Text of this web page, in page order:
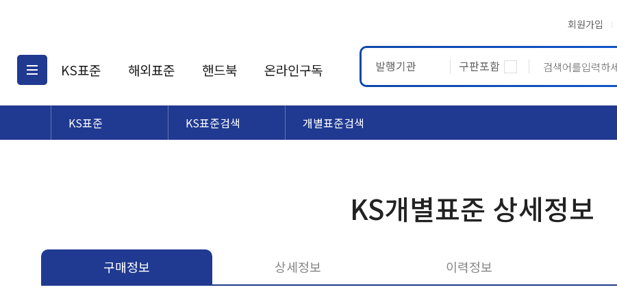
회원가입
KS표준
KS표준검색
해외표준
해외표준검색
핸드북 온라인구독 발행기관 구판포함
KS표준 KS표준검색 개별표준검색
KS개별표준 상세정보
구매정보 상세정보 이력정보